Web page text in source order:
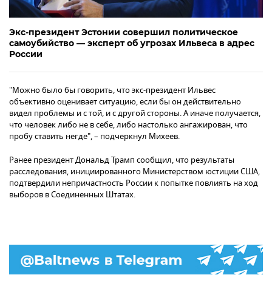
Экс-президент Эстонии совершил политическое
самоубийство — эксперт об угрозах Ильвеса в адрес
России
"Можно было бы говорить, что экс-президент Ильвес
объективно оценивает ситуацию, если бы он действительно
видел проблемы и с той, и с другой стороны. А иначе получается,
что человек либо не в себе, либо настолько ангажирован, что
пробу ставить негде", – подчеркнул Михеев.
Ранее президент Дональд Трамп сообщил, что результаты
расследования, инициированного Министерством юстиции США,
подтвердили непричастность России к попытке повлиять на ход
выборов в Соединенных Штатах.